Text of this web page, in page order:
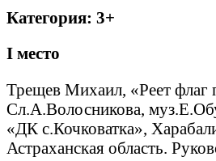
Категория: 3+
I место
Трещев Михаил, «Реет флаг
Сл.А.Волосникова,
«ДК с.Кочковатка»,
Астраханская область.